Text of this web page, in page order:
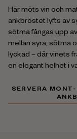
Här möts vin och
ankbröstet lyfts av
sötma fångas upp
mellan syra, sötma
lyckad – där vinets
en elegant helhet i
SERVERA